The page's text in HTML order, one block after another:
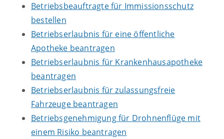
Betriebsbeauftragte für Immissionsschutz
bestellen
Betriebserlaubnis für eine öffentliche
Apotheke beantragen
Betriebserlaubnis für Krankenhausapotheke
beantragen
Betriebserlaubnis für zulassungsfreie
Fahrzeuge beantragen
Betriebsgenehmigung für Drohnenflüge mit
einem Risiko beantragen